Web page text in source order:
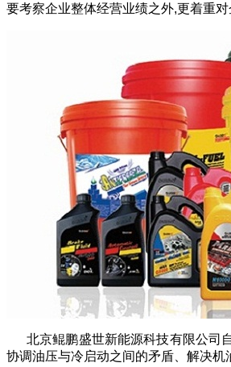
要考察企业整体经营业绩之外,更着重
北京鲲鹏盛世新能源科技有限公司自
协调油压与冷启动之间的矛盾、解决机